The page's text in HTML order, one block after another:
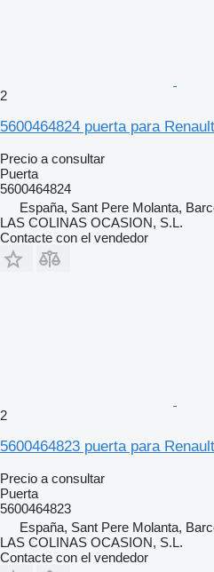
2
5600464824 puerta para
Precio a consultar
Puerta
5600464824
España, Sant Pere Molanta,
LAS COLINAS OCASION, S.L.
Contacte con el vendedor
2
5600464823 puerta para
Precio a consultar
Puerta
5600464823
España, Sant Pere Molanta,
LAS COLINAS OCASION, S.L.
Contacte con el vendedor